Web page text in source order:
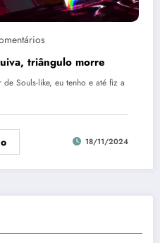
triângulo morre
Souls-like, eu tenho e até fiz a
18/11/2024